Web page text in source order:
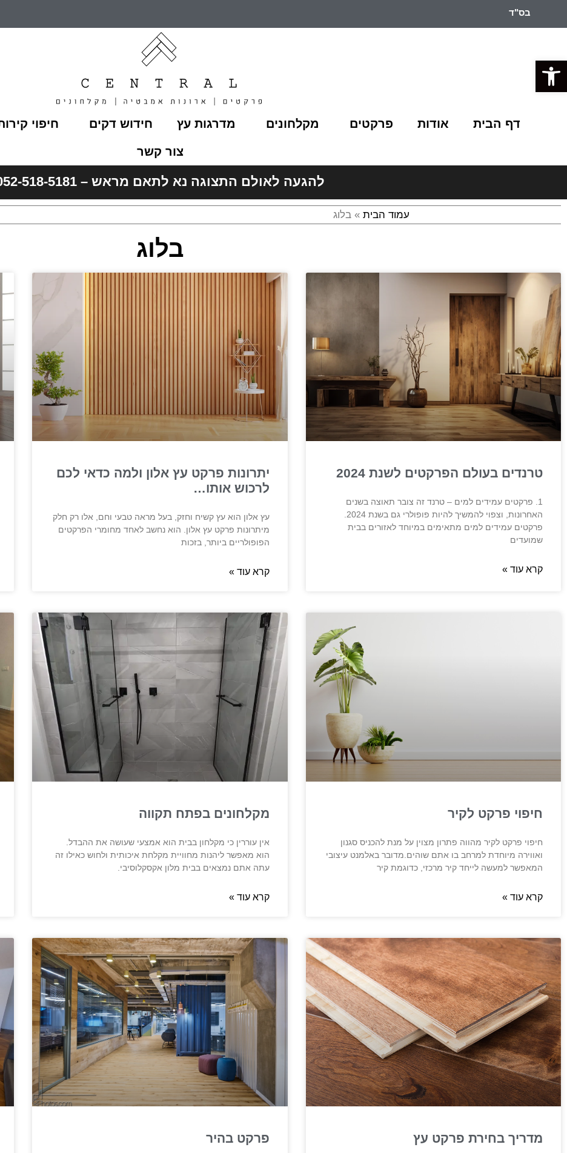
פתח סרגל נגישות
בס"ד
דף הבית אודות פרקטים מקלחונים מדרגות עץ חידוש דקים חיפוי
צור קשר
להגעה לאולם התצוגה נא לתאם מראש – 052-518-5181
עמוד הבית » בלוג
בלוג
טרנדים בעולם הפרקטים לשנת 2024
1. פרקטים עמידים למים – טרנד זה צובר תאוצה בשנים
האחרונות, וצפוי להמשיך להיות פופולרי גם בשנת 2024.
פרקטים עמידים למים מתאימים במיוחד לאזורים בבית
שמועדים
קרא עוד »
יתרונות פרקט עץ אלון ולמה כדאי לכם
לרכוש אותו…
עץ אלון הוא עץ קשיח וחזק, בעל מראה טבעי וחם, אלו רק חלק
מיתרונות פרקט עץ אלון. הוא נחשב לאחד מחומרי הפרקטים
הפופולריים ביותר, בזכות
קרא עוד »
חיפוי פרקט לקיר
חיפוי פרקט לקיר מהווה פתרון מצוין על מנת להכניס סגנון
ואווירה מיוחדת למרחב בו אתם שוהים.מדובר באלמנט עיצובי
המאפשר למעשה לייחד קיר מרכזי, כדוגמת קיר
קרא עוד »
מקלחונים בפתח תקווה
אין עוררין כי מקלחון בבית הוא אמצעי שעושה את ההבדל.
הוא מאפשר ליהנות מחוויית מקלחת איכותית ולחוש כאילו זה
עתה אתם נמצאים בבית מלון אקסקלוסיבי.
קרא עוד »
מדריך בחירת פרקט עץ פרקט בהיר